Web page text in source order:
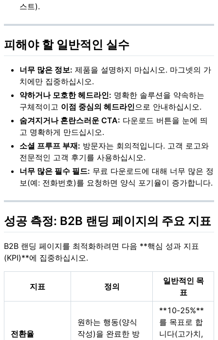
스트).
피해야 할 일반적인 실수
너무 많은 정보: 제품을 설명하지 마십시오. 마그넷의 가
치에만 집중하십시오.
약하거나 모호한 헤드라인: 명확한 솔루션을 약속하는
구체적이고 이점 중심의 헤드라인으로 안내하십시오.
숨겨지거나 혼란스러운 CTA: 다운로드 버튼을 눈에 띄
고 명확하게 만드십시오.
소셜 프루프 부재: 방문자는 회의적입니다. 고객 로고와
전문적인 고객 후기를 사용하십시오.
너무 많은 필수 필드: 무료 다운로드에 대해 너무 많은 정
보(예: 전화번호)를 요청하면 양식 포기율이 증가합니다.
성공 측정: B2B 랜딩 페이지의 주요 지표
B2B 랜딩 페이지를 최적화하려면 다음 **핵심 성과 지표
(KPI)**에 집중하십시오.
지표 정의
일반적인 목
표
전환율
원하는 행동(양식
작성)을 완료한 방
**10-25%**
를 목표로 합
니다(고가치,